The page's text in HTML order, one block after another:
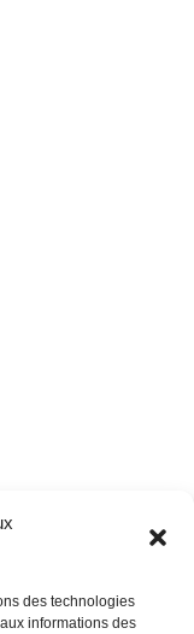
des technologies
informations des